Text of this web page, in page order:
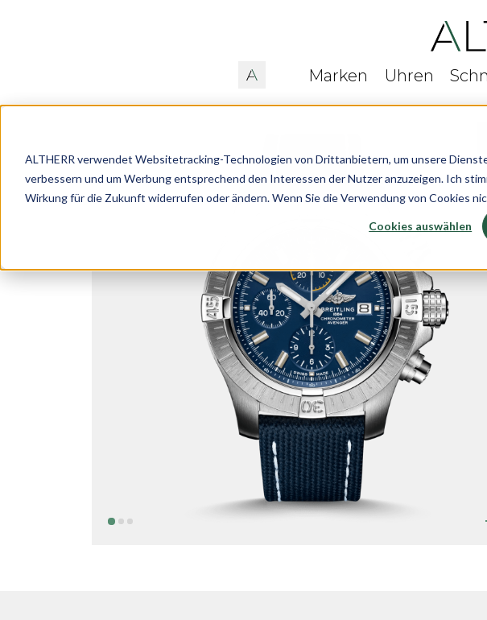
ALTHERR verwendet Websitetracking-Technologien von Drittanbietern, um unsere
verbessern und um Werbung entsprechend den Interessen der Nutzer anzuzeigen. Ich
Wirkung für die Zukunft widerrufen oder ändern. Wenn Sie die Verwendung von Cookies
Cookies auswählen
Marken Uhren